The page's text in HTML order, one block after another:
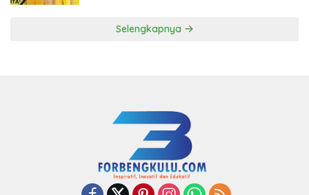
Selengkapnya